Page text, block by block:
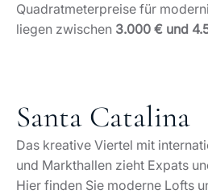
Quadratmeterpreise für
liegen zwischen 3.000 € und
Santa Catalina
Das kreative Viertel mit
und Markthallen zieht Expats
Hier finden Sie moderne Lofts